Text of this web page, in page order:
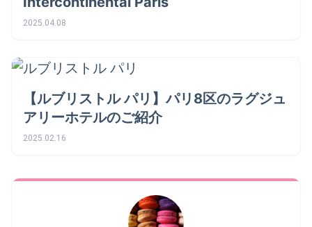
2025.04.08
【ルブリストル パリ】パリ8区のラグジュ
アリーホテルのご紹介
2025.02.16